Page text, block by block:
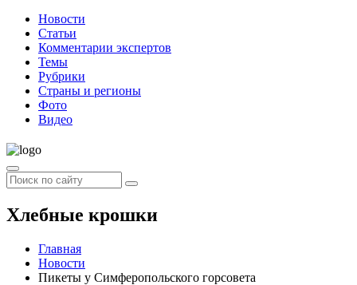
Новости
Статьи
Комментарии экспертов
Темы
Рубрики
Страны и регионы
Фото
Видео
Хлебные крошки
Главная
Новости
Пикеты у Симферопольского горсовета